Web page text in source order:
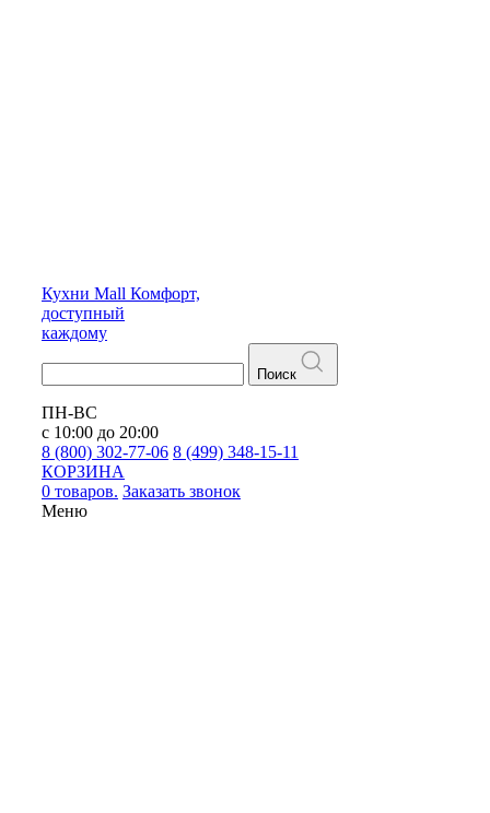
Кухни Mall Комфорт,
доступный
каждому
Поиск
ПН-ВС
с 10:00 до 20:00
8 (800) 302-77-06 8 (499) 348-15-11
КОРЗИНА
0 товаров. Заказать звонок
Меню